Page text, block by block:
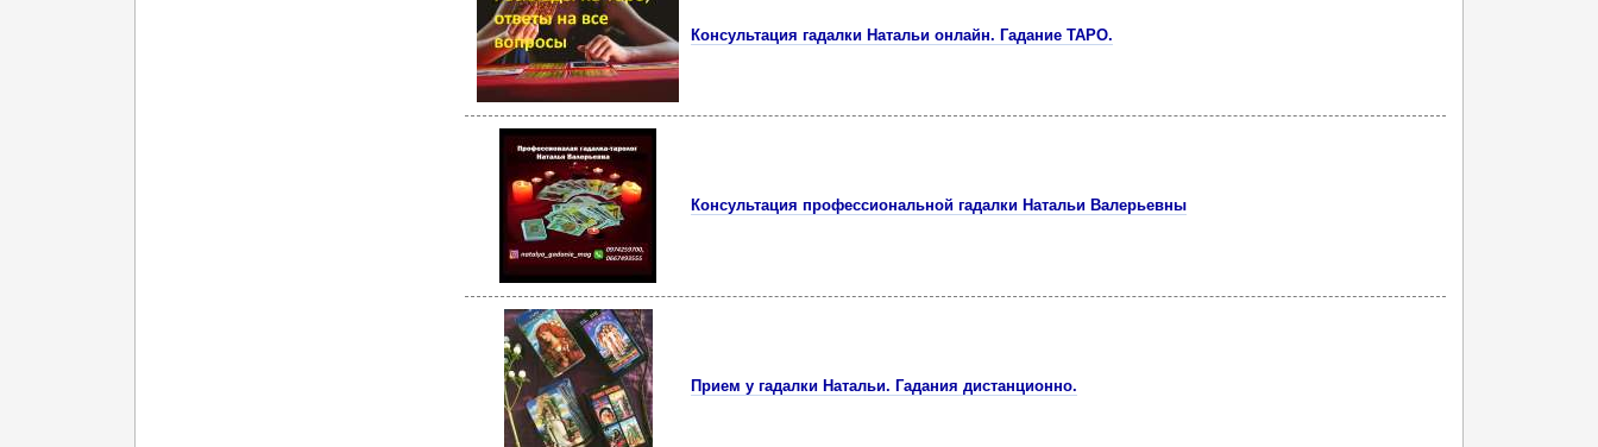
Консультация гадалки Натальи онлайн. Гадание ТАРО.
Консультация профессиональной гадалки Натальи Валерьевны
Прием у гадалки Натальи. Гадания дистанционно.